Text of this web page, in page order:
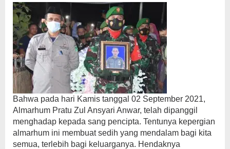
Bahwa pada hari Kamis tanggal 02 September 2021,
Almarhum Pratu Zul Ansyari Anwar, telah dipanggil
menghadap kepada sang pencipta. Tentunya kepergian
almarhum ini membuat sedih yang mendalam bagi kita
semua, terlebih bagi keluarganya. Hendaknya